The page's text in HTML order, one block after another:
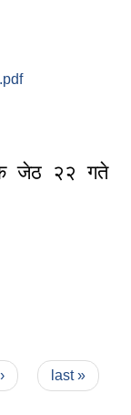
जेठ २२ गते
last »